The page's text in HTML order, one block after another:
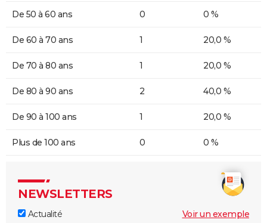
De 50 à 60 ans 0 0 %
De 60 à 70 ans 1 20,0 %
De 70 à 80 ans 1 20,0 %
De 80 à 90 ans 2 40,0 %
De 90 à 100 ans 1 20,0 %
Plus de 100 ans 0 0 %
NEWSLETTERS
Actualité
Voir un exemple